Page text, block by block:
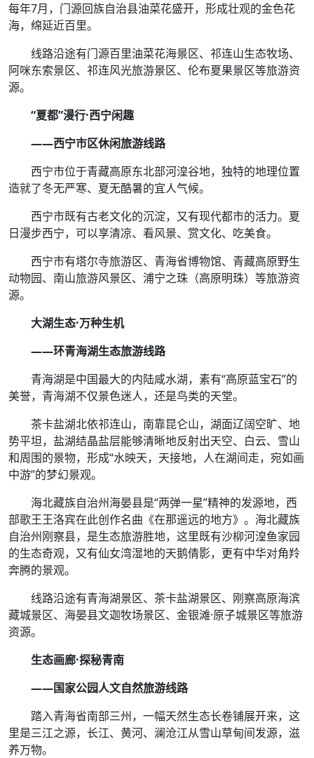
每年7月，门源回族自治县油菜花盛开，形成壮观的金色花
海，绵延近百里。
线路沿途有门源百里油菜花海景区、祁连山生态牧场、
阿咪东索景区、祁连风光旅游景区、伦布夏果景区等旅游资
源。
“夏都”漫行·西宁闲趣
——西宁市区休闲旅游线路
西宁市位于青藏高原东北部河湟谷地，独特的地理位置
造就了冬无严寒、夏无酷暑的宜人气候。
西宁市既有古老文化的沉淀，又有现代都市的活力。夏
日漫步西宁，可以享清凉、看风景、赏文化、吃美食。
西宁市有塔尔寺旅游区、青海省博物馆、青藏高原野生
动物园、南山旅游风景区、浦宁之珠（高原明珠）等旅游资
源。
大湖生态·万种生机
——环青海湖生态旅游线路
青海湖是中国最大的内陆咸水湖，素有“高原蓝宝石”的
美誉，青海湖不仅景色迷人，还是鸟类的天堂。
茶卡盐湖北依祁连山，南靠昆仑山，湖面辽阔空旷、地
势平坦，盐湖结晶盐层能够清晰地反射出天空、白云、雪山
和周围的景物，形成“水映天，天接地，人在湖间走，宛如画
中游”的梦幻景观。
海北藏族自治州海晏县是“两弹一星”精神的发源地，西
部歌王王洛宾在此创作名曲《在那遥远的地方》。海北藏族
自治州刚察县，是生态旅游胜地，这里既有沙柳河湟鱼家园
的生态奇观，又有仙女湾湿地的天鹅倩影，更有中华对角羚
奔腾的景观。
线路沿途有青海湖景区、茶卡盐湖景区、刚察高原海滨
藏城景区、海晏县文迦牧场景区、金银滩·原子城景区等旅游
资源。
生态画廊·探秘青南
——国家公园人文自然旅游线路
踏入青海省南部三州，一幅天然生态长卷铺展开来，这
里是三江之源，长江、黄河、澜沧江从雪山草甸间发源，滋
养万物。